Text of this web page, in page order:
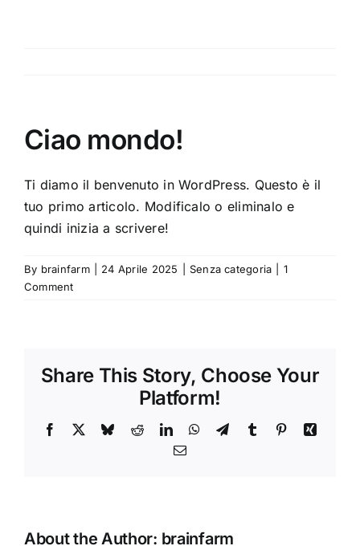
Ciao mondo!
Ti diamo il benvenuto in WordPress. Questo è il
tuo primo articolo. Modificalo o eliminalo e
quindi inizia a scrivere!
By brainfarm 24 Aprile 2025 Senza categoria
1
Comment
Share This Story, Choose Your
Platform!
Facebook BlueskyRedditLinkedInWhatsApp
TelegramTumblr PinterestXing
Email
About the Author: brainfarm